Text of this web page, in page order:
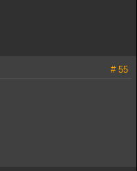
# 55